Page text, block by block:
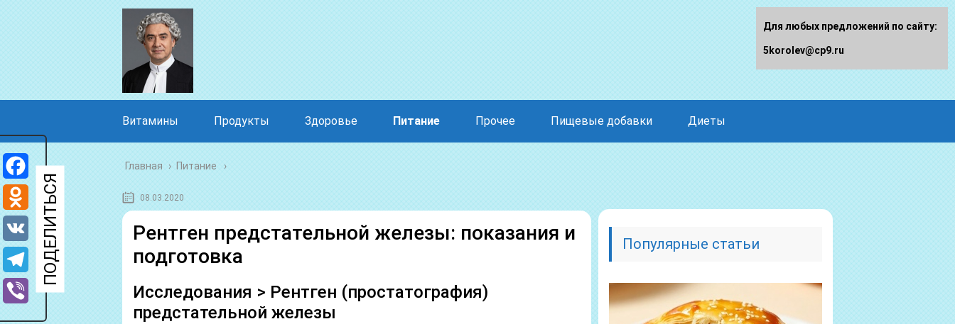
Витамины Продукты Здоровье Питание Прочее Пищевые добавки Диеты
Главная › Питание
08.03.2020
Рентген предстательной железы: показания и
подготовка
Исследования > Рентген (простатография)
предстательной железы
Популярные статьи
Facebook
Odnoklassniki
VK
Telegram
Viber
Для любых предложений по сайту:
5korolev@cp9.ru